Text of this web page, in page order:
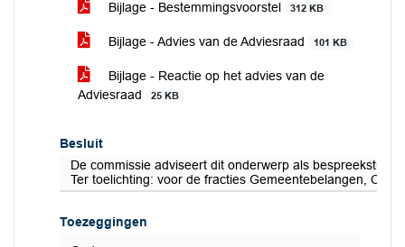
Bijlage - Bestemmingsvoorstel 312 KB
Bijlage - Advies van de Adviesraad 101 KB
Bijlage - Reactie op het advies van de
Adviesraad
25 KB
Besluit
De commissie adviseert dit onderwerp als bespreekstuk
Ter toelichting: voor de fracties Gemeentebelangen,
Toezeggingen